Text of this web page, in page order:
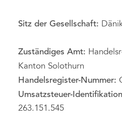
Sitz der Gesellschaft:
Zuständiges Amt:
Kanton Solothurn
Handelsregister-Nummer:
Umsatzsteuer-
263.151.545